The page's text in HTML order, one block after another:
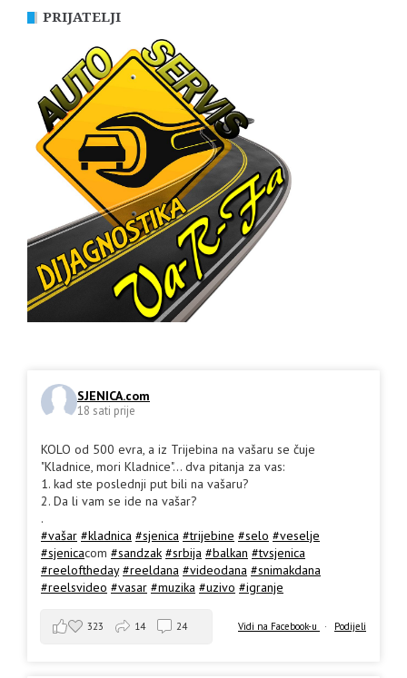
PRIJATELJI
SJENICA.com
18 sati prije
KOLO od 500 evra, a iz Trijebina na vašaru se čuje
"Kladnice, mori Kladnice"... dva pitanja za vas:
1. kad ste poslednji put bili na vašaru?
2. Da li vam se ide na vašar?
.
#vašar #kladnica #sjenica #trijebine #selo #veselje
#sjenicacom #sandzak #srbija #balkan #tvsjenica
#reeloftheday #reeldana #videodana #snimakdana
#reelsvideo #vasar #muzika #uzivo #igranje
Vidi na Facebook-u · Podijeli
323 14 24